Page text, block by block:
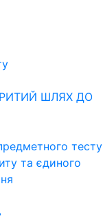
ШЛЯХ ДО
тесту
та єдиного